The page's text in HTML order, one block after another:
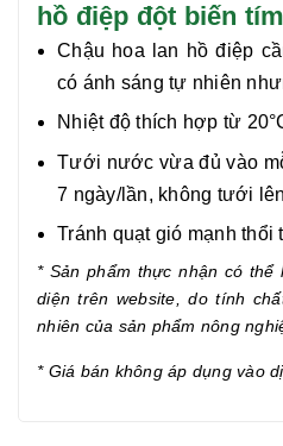
hồ điệp đột biến
Chậu hoa lan hồ điệp
có ánh sáng tự nhiên
Nhiệt độ thích hợp từ
Tưới nước vừa đủ vào
7 ngày/lần, không tưới
Tránh quạt gió mạnh thổi
* Sản phẩm thực nhận có
diện trên website, do tính
nhiên của sản phẩm nông
* Giá bán không áp dụng vào